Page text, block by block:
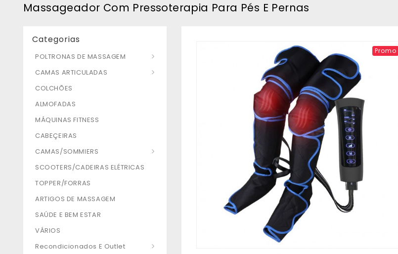
Massageador Com Pressoterapia Para Pés E Pernas
Categorias
POLTRONAS DE MASSAGEM
CAMAS ARTICULADAS
COLCHÕES
ALMOFADAS
MÁQUINAS FITNESS
CABEÇEIRAS
CAMAS/SOMMIERS
SCOOTERS/CADEIRAS ELÉTRICAS
TOPPER/FORRAS
ARTIGOS DE MASSAGEM
SAÚDE E BEM ESTAR
VÁRIOS
Recondicionados E Outlet
Promo